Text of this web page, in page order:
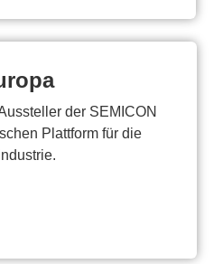
der SEMICON
Plattform für die